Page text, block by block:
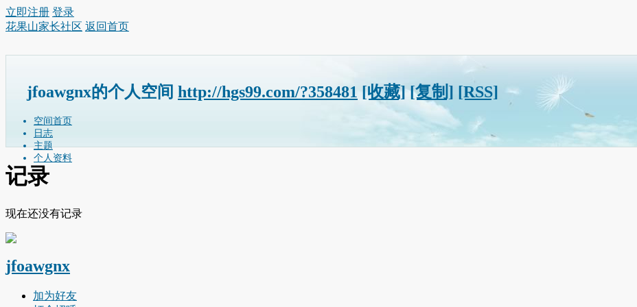
立即注册 登录
花果山家长社区 返回首页
jfoawgnx的个人空间 http://hgs99.com/?358481 [收藏] [复制] [RSS]
空间首页
日志
主题
个人资料
记录
现在还没有记录
jfoawgnx
加为好友